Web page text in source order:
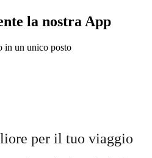
la nostra App
in un unico posto
per il tuo viaggio